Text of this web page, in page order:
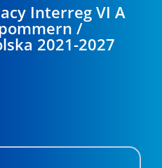
Interreg VI A
/
2021-2027